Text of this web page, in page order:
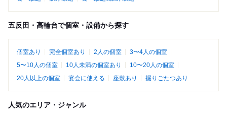
五反田・高輪台で個室・設備から探す
個室あり 完全個室あり 2人の個室
3〜4人の個室
5〜10人の個室
10人未満の個室あり
10〜20人の個室
20人以上の個室
宴会に使える 座敷あり 掘りごたつあり
人気のエリア・ジャンル